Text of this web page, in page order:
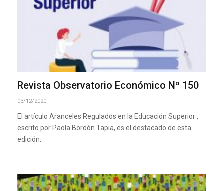
Revista Observatorio Económico Nº 150
03/12/2020
El artículo Aranceles Regulados en la Educación Superior ,
escrito por Paola Bordón Tapia, es el destacado de esta
edición.